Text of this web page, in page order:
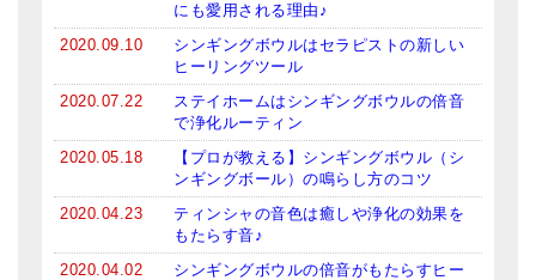
にも愛用される理由♪
2020.09.10
シンギングボウルはセラピストの新しい
ヒーリングツール
2020.07.22
ステイホームはシンギングボウルの倍音
で浄化ルーティン
2020.05.18
【プロが教える】シンギングボウル（シ
ンギングボール）の鳴らし方のコツ
2020.04.23
ティンシャの音色は癒しや浄化の効果を
もたらす音♪
2020.04.02
シンギングボウルの倍音がもたらすヒー